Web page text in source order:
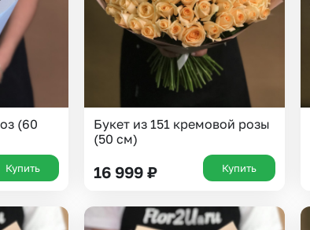
Воронеж
(60
Купить
Букет из 151 кремовой розы
(50 см)
16 999 ₽ Купить